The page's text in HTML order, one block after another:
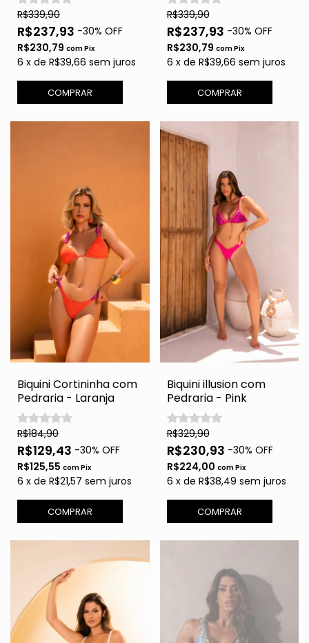
R$339,90
R$237,93 -30% OFF
R$230,79 comPix
6 x de R$39,66 sem juros
COMPRAR
R$339,90
R$237,93 -30% OFF
R$230,79 comPix
6 x de R$39,66 sem juros
COMPRAR
Biquini Cortininha com
Pedraria - Laranja
R$184,90
R$129,43 -30% OFF
R$125,55 comPix
6 x de R$21,57 sem juros
COMPRAR
Biquini illusion com
Pedraria - Pink
R$329,90
R$230,93 -30% OFF
R$224,00 comPix
6 x de R$38,49 sem juros
COMPRAR